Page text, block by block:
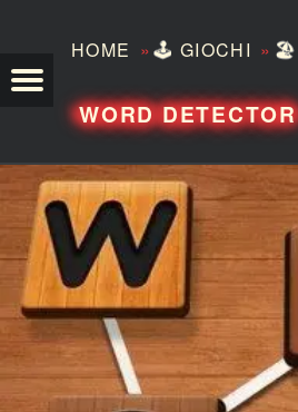
HOME »🕹️ GIOCHI » 🏖️
WORD DETECTOR